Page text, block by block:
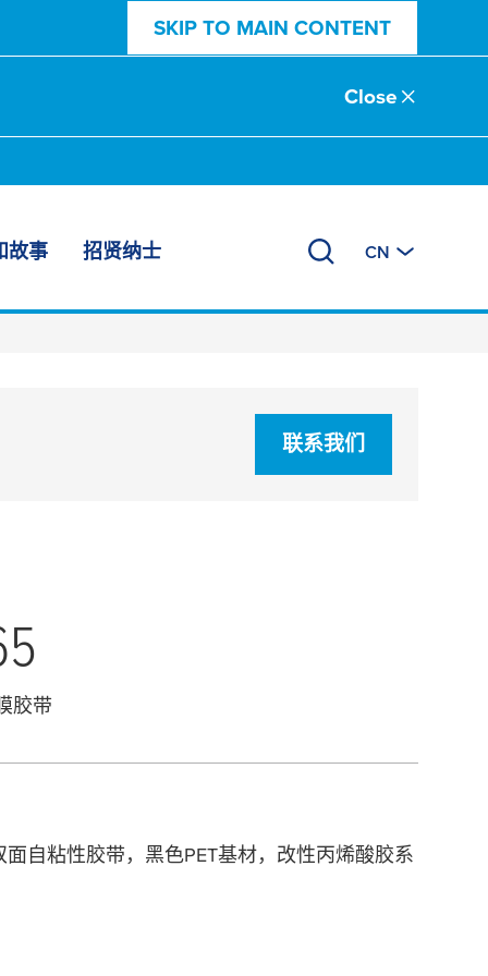
SKIP TO MAIN CONTENT
Close
故事 招贤纳士 CN
联系我们
胶带
自粘性胶带，黑色PET基材，改性丙烯酸胶系